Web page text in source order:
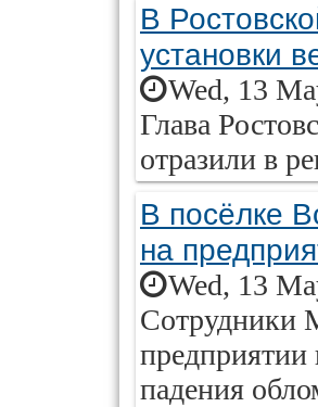
В
установки
Wed, 13
Глава
отразили в
В посёлке
на
Wed, 13
Сотрудники
предприятии
падения